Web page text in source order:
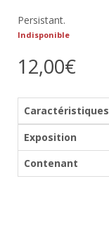
Persistant.
Indisponible
12,00€
Caractéristiques
Exposition
Contenant